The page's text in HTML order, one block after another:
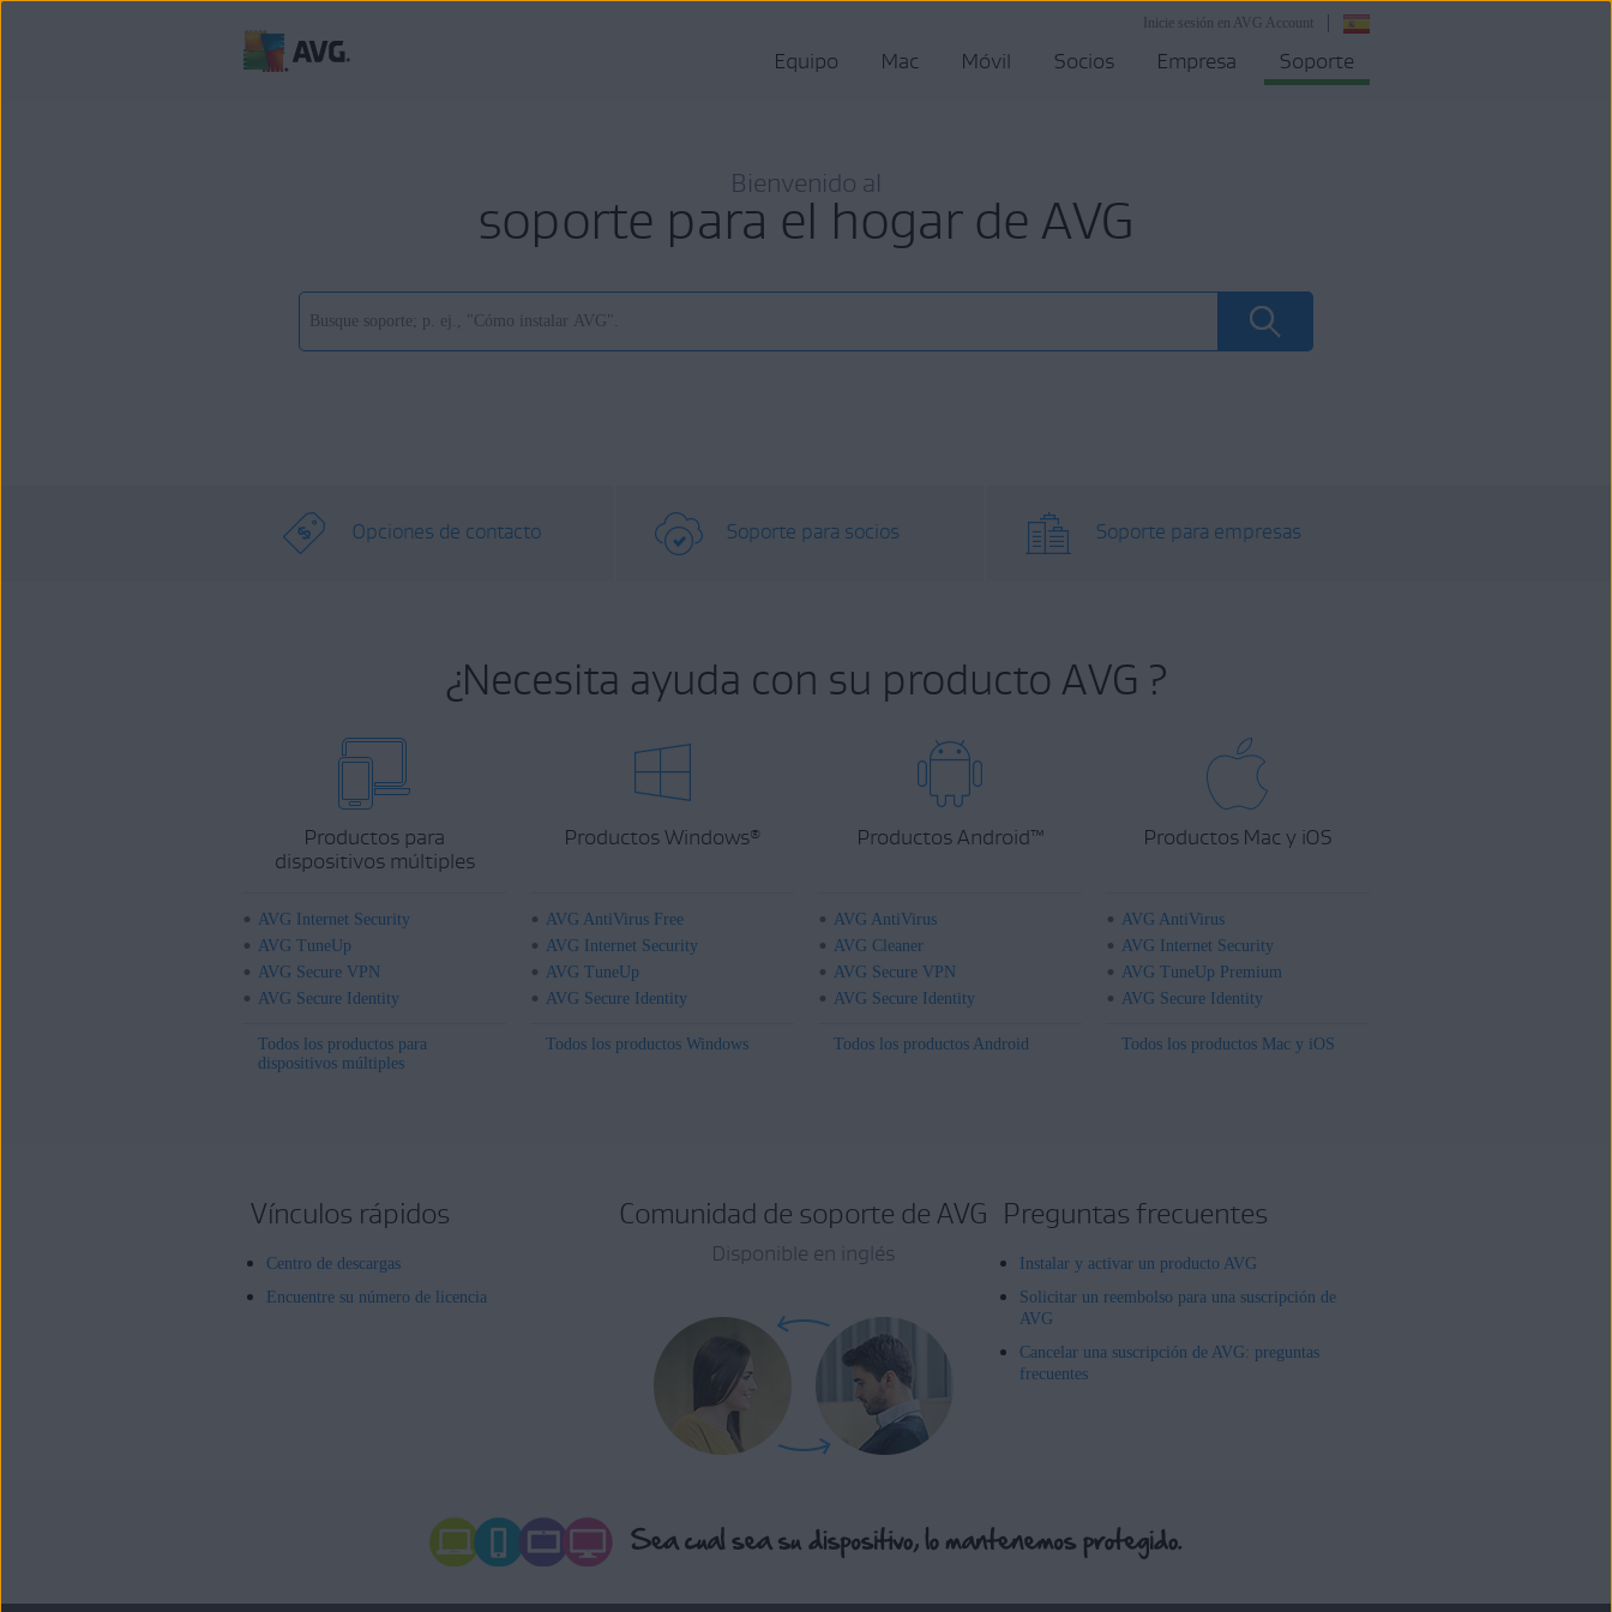
Inicie sesión en AVG Account
Equipo Mac Móvil Socios Empresa Soporte
Bienvenido al
soporte para el hogar de AVG
Opciones de contacto Soporte para socios Soporte para empresas
¿Necesita ayuda con su producto AVG ?
Productos para
dispositivos múltiples
AVG Internet Security
AVG TuneUp
AVG Secure VPN
AVG Secure Identity
Todos los productos para
dispositivos múltiples
Productos Windows®
AVG AntiVirus Free
AVG Internet Security
AVG TuneUp
AVG Secure Identity
Todos los productos Windows
Productos Android™
AVG AntiVirus
AVG Cleaner
AVG Secure VPN
AVG Secure Identity
Todos los productos Android
Productos Mac y iOS
AVG AntiVirus
AVG Internet Security
AVG TuneUp Premium
AVG Secure Identity
Todos los productos Mac y iOS
Vínculos rápidos
Centro de descargas
Encuentre su número de licencia
Comunidad de soporte de AVG
Disponible en inglés
Preguntas frecuentes
Instalar y activar un producto AVG
Solicitar un reembolso para una suscripción de
AVG
Cancelar una suscripción de AVG: preguntas
frecuentes